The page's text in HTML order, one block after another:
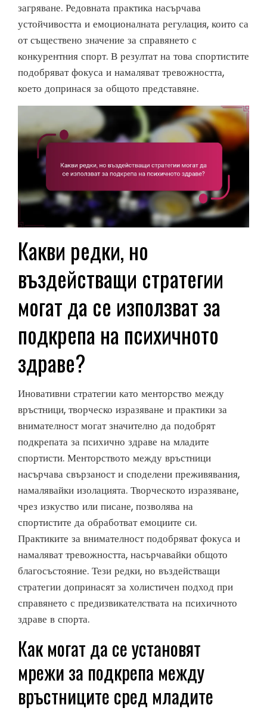
загряване. Редовната практика насърчава
устойчивостта и емоционалната регулация, които са
от съществено значение за справянето с
конкурентния спорт. В резултат на това спортистите
подобряват фокуса и намаляват тревожността,
което допринася за общото представяне.
Какви редки, но
въздействащи стратегии
могат да се използват за
подкрепа на психичното
здраве?
Иновативни стратегии като менторство между
връстници, творческо изразяване и практики за
внимателност могат значително да подобрят
подкрепата за психично здраве на младите
спортисти. Менторството между връстници
насърчава свързаност и споделени преживявания,
намалявайки изолацията. Творческото изразяване,
чрез изкуство или писане, позволява на
спортистите да обработват емоциите си.
Практиките за внимателност подобряват фокуса и
намаляват тревожността, насърчавайки общото
благосъстояние. Тези редки, но въздействащи
стратегии допринасят за холистичен подход при
справянето с предизвикателствата на психичното
здраве в спорта.
Как могат да се установят
мрежи за подкрепа между
връстниците сред младите